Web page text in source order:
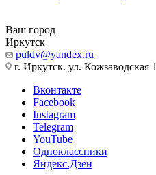
Ваш город
Иркутск
puldv@yandex.ru
г. Иркутск. ул. Кожзаводская 1
Вконтакте
Facebook
Instagram
Telegram
YouTube
Одноклассники
Яндекс.Дзен